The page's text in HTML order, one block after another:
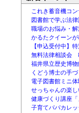
これき蓄音機コン
図書館で学ぶ法
職場のお悩み・
かるたクイーン
【申込受付中】
無料法律相談会
福井県立歴史博
くどう博士の手
電子図書館ミニ
せっちゃんの楽
健康づくり講座
子育てパパカレ